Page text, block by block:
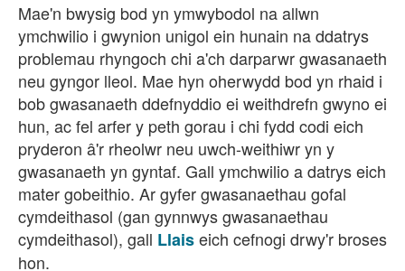
Mae'n bwysig bod yn ymwybodol na allwn
ymchwilio i gwynion unigol ein hunain na ddatrys
problemau rhyngoch chi a'ch darparwr gwasanaeth
neu gyngor lleol. Mae hyn oherwydd bod yn rhaid i
bob gwasanaeth ddefnyddio ei weithdrefn gwyno ei
hun, ac fel arfer y peth gorau i chi fydd codi eich
pryderon â'r rheolwr neu uwch-weithiwr yn y
gwasanaeth yn gyntaf. Gall ymchwilio a datrys eich
mater gobeithio. Ar gyfer gwasanaethau gofal
cymdeithasol (gan gynnwys gwasanaethau
cymdeithasol), gall Llaiseich cefnogi drwy'r broses
hon.